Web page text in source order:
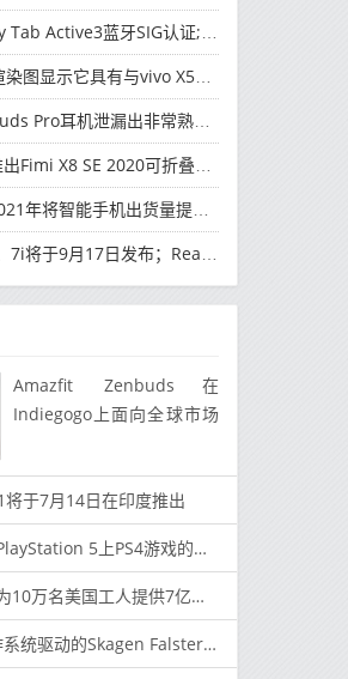
蓝牙SIG认证; 发布可能快要结束了
示它具有与vivo X50 Pro类似的后部设计
Pro耳机泄漏出非常熟悉的设计
X8 SE 2020可折叠无人机
将智能手机出货量提高至3亿部
17日发布；Realme 7i的完整规格并导致泄漏
Amazfit Zenbuds在
Indiegogo上面向全球市场
将于7月14日在印度推出
5上PS4游戏的性能
美国工人提供7亿美元的再培训计划
的Skagen Falster 3在Amazon上已预订